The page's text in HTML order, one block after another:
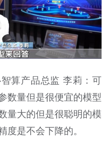
算产品总监 李莉：可
数量但是很便宜的模型
量大的但是很聪明的模
度是不会下降的。